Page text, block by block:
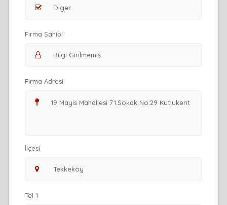
Firma Sahibi
Firma Adresi
İlçesi
Tel 1